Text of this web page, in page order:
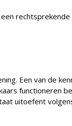
Een van de
functioneren
uitoefent